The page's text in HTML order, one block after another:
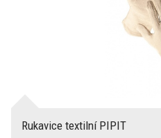
Rukavice textilní PIPIT